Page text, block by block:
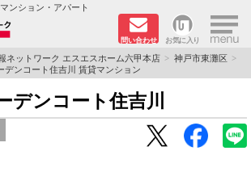
ンション・アパート
問い合わせ お気に入り ×
ネットワーク エスエスホーム六甲本店
神戸市東灘区
デンコート住吉川 賃貸マンション
デンコート住吉川